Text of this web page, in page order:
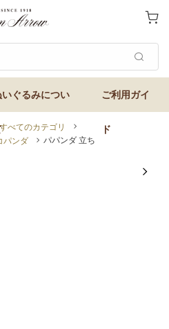
すべてのカテゴリ
パンダ パパンダ 立ち